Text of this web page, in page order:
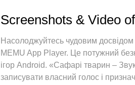
тривожних дзвінків. Новий MEmu
одночасно дозволяє відкрити 2
двигун може вивільнити весь
Screenshots & Video
Насолоджуйтесь чудовим
MEMU App Player. Це потужний
ігор Android. «Сафарі тварин –
записувати власний голос і